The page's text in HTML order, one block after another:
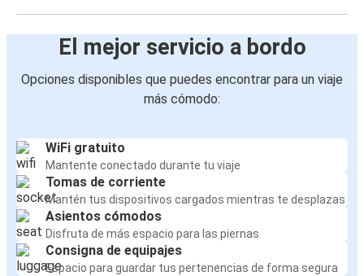
El mejor servicio a bordo
Opciones disponibles que puedes encontrar para un viaje
más cómodo:
WiFi gratuito
Mantente conectado durante tu viaje
Tomas de corriente
Mantén tus dispositivos cargados mientras te desplazas
Asientos cómodos
Disfruta de más espacio para las piernas
Consigna de equipajes
Espacio para guardar tus pertenencias de forma segura